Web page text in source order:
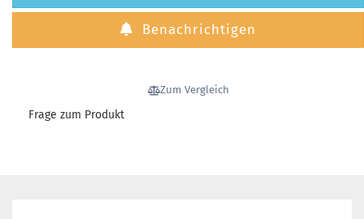
Farbton:
Benachrichtigen
Zum Vergleich
Frage zum Produkt